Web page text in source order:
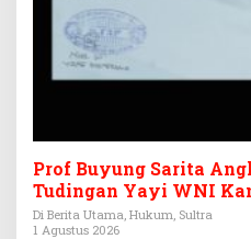
Prof Buyung Sarita
Tudingan Yayi WNI
Rp3,6 Miliar
Di Berita Utama, Hukum, Sultra
1 Agustus 2026